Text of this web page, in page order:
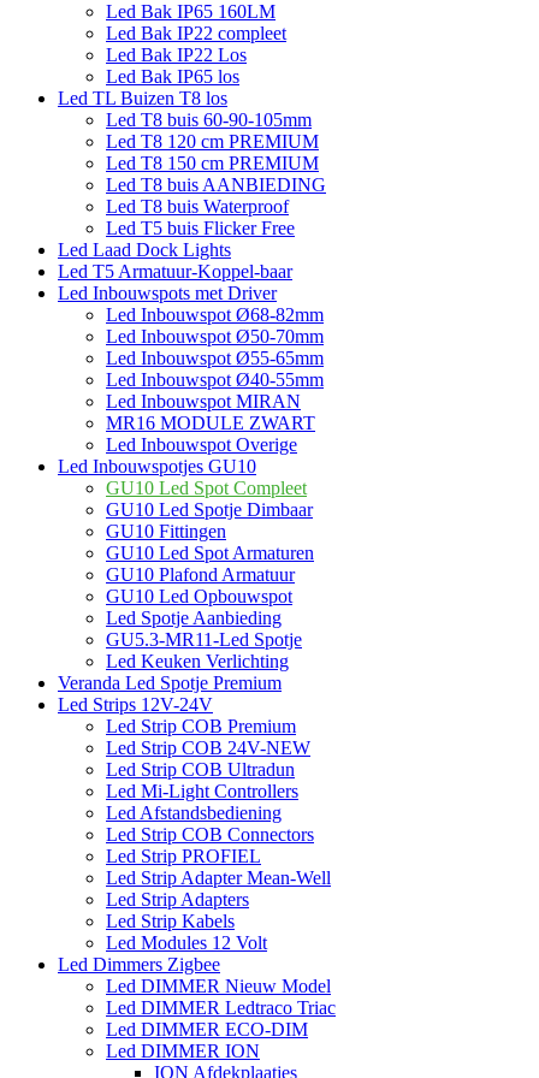
Led Bak IP65 160LM
Led Bak IP22 compleet
Led Bak IP22 Los
Led Bak IP65 los
Led TL Buizen T8 los
Led T8 buis 60-90-105mm
Led T8 120 cm PREMIUM
Led T8 150 cm PREMIUM
Led T8 buis AANBIEDING
Led T8 buis Waterproof
Led T5 buis Flicker Free
Led Laad Dock Lights
Led T5 Armatuur-Koppel-baar
Led Inbouwspots met Driver
Led Inbouwspot Ø68-82mm
Led Inbouwspot Ø50-70mm
Led Inbouwspot Ø55-65mm
Led Inbouwspot Ø40-55mm
Led Inbouwspot MIRAN
MR16 MODULE ZWART
Led Inbouwspot Overige
Led Inbouwspotjes GU10
GU10 Led Spot Compleet
GU10 Led Spotje Dimbaar
GU10 Fittingen
GU10 Led Spot Armaturen
GU10 Plafond Armatuur
GU10 Led Opbouwspot
Led Spotje Aanbieding
GU5.3-MR11-Led Spotje
Led Keuken Verlichting
Veranda Led Spotje Premium
Led Strips 12V-24V
Led Strip COB Premium
Led Strip COB 24V-NEW
Led Strip COB Ultradun
Led Mi-Light Controllers
Led Afstandsbediening
Led Strip COB Connectors
Led Strip PROFIEL
Led Strip Adapter Mean-Well
Led Strip Adapters
Led Strip Kabels
Led Modules 12 Volt
Led Dimmers Zigbee
Led DIMMER Nieuw Model
Led DIMMER Ledtraco Triac
Led DIMMER ECO-DIM
Led DIMMER ION
ION Afdekplaatjes